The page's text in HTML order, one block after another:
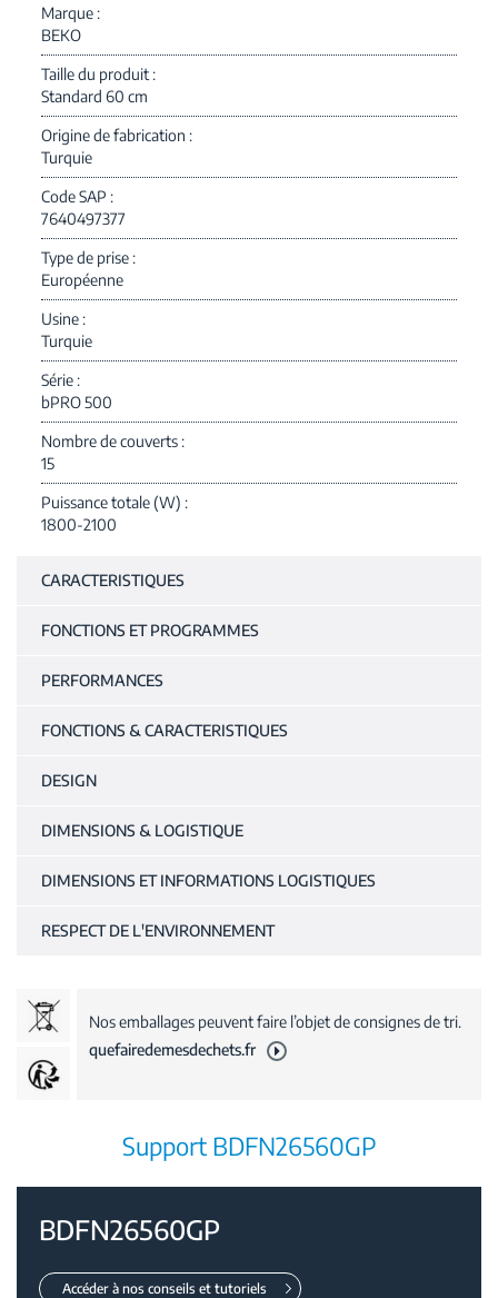
Marque
BEKO
Taille du produit
Standard 60 cm
Origine de fabrication
Turquie
Code SAP
7640497377
Type de prise
Européenne
Usine
Turquie
Série
bPRO 500
Nombre de couverts
15
Puissance totale (W)
1800-2100
CARACTERISTIQUES
FONCTIONS ET PROGRAMMES
PERFORMANCES
FONCTIONS & CARACTERISTIQUES
DESIGN
DIMENSIONS & LOGISTIQUE
DIMENSIONS ET INFORMATIONS LOGISTIQUES
RESPECT DE L'ENVIRONNEMENT
Nos emballages peuvent faire l’objet de consignes de tri.
quefairedemesdechets.fr
Support BDFN26560GP
BDFN26560GP
Accéder à nos conseils et tutoriels